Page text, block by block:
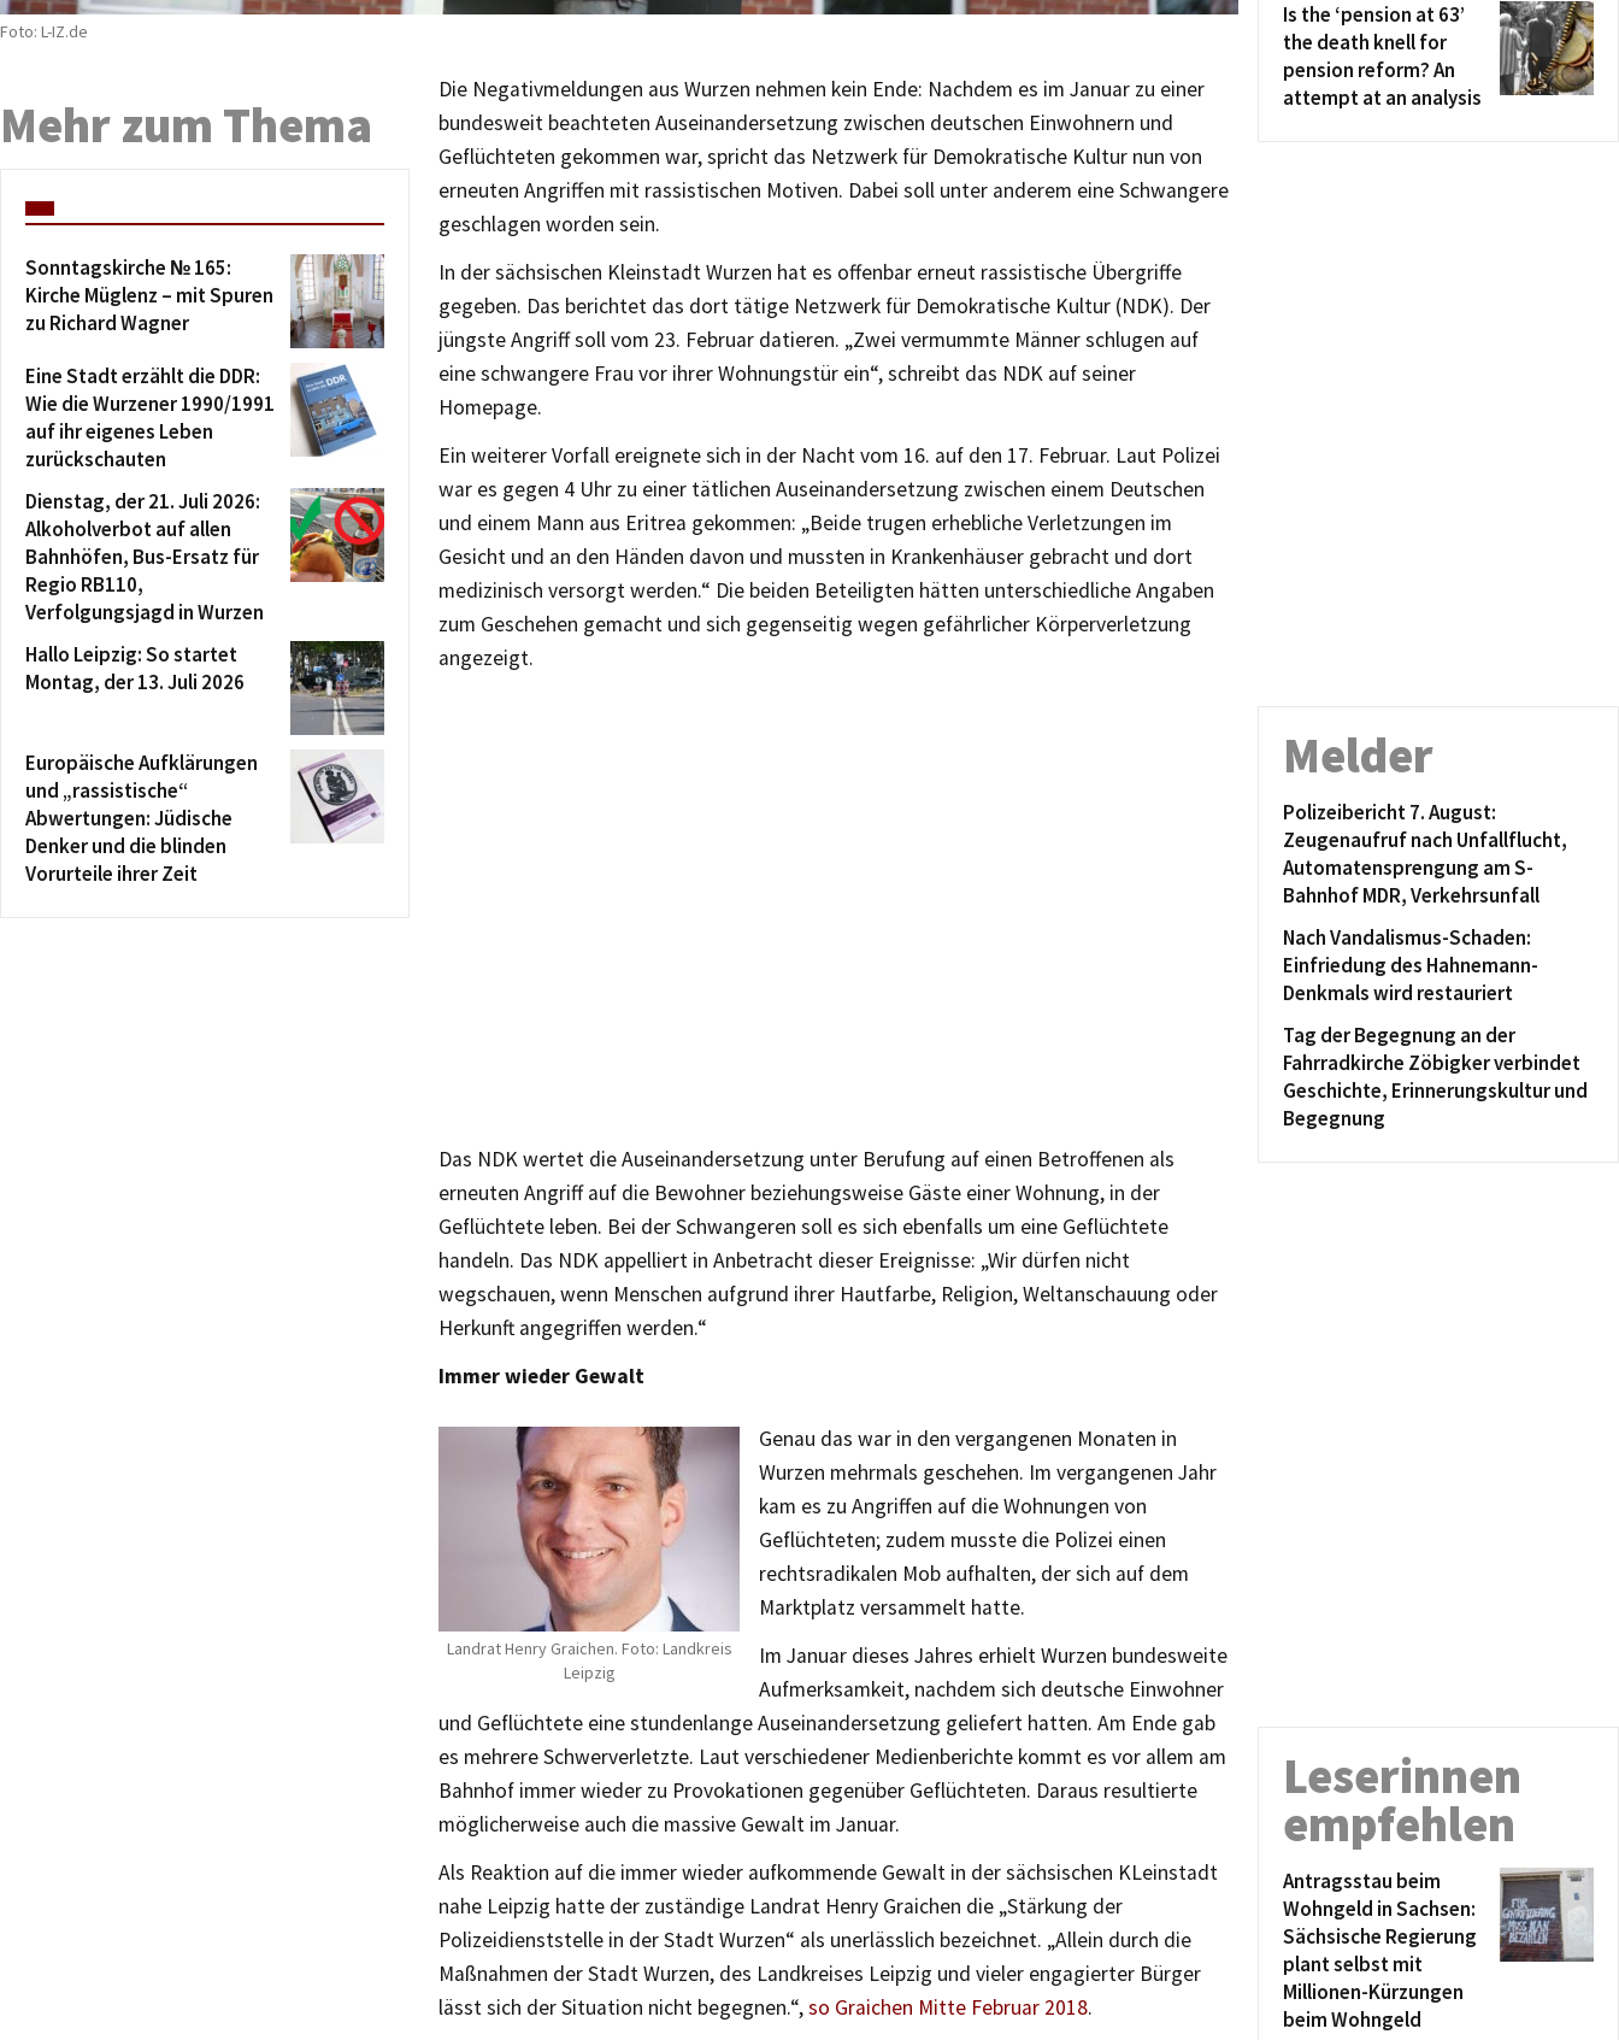
Foto: L-IZ.de
Die Negativmeldungen aus Wurzen nehmen kein Ende: Nachdem es im Januar zu einer
bundesweit beachteten Auseinandersetzung zwischen deutschen Einwohnern und
Geflüchteten gekommen war, spricht das Netzwerk für Demokratische Kultur nun von
erneuten Angriffen mit rassistischen Motiven. Dabei soll unter anderem eine Schwangere
geschlagen worden sein.
In der sächsischen Kleinstadt Wurzen hat es offenbar erneut rassistische Übergriffe
gegeben. Das berichtet das dort tätige Netzwerk für Demokratische Kultur (NDK). Der
jüngste Angriff soll vom 23. Februar datieren. „Zwei vermummte Männer schlugen auf
eine schwangere Frau vor ihrer Wohnungstür ein“, schreibt das NDK auf seiner
Homepage.
Ein weiterer Vorfall ereignete sich in der Nacht vom 16. auf den 17. Februar. Laut Polizei
war es gegen 4 Uhr zu einer tätlichen Auseinandersetzung zwischen einem Deutschen
und einem Mann aus Eritrea gekommen: „Beide trugen erhebliche Verletzungen im
Gesicht und an den Händen davon und mussten in Krankenhäuser gebracht und dort
medizinisch versorgt werden.“ Die beiden Beteiligten hätten unterschiedliche Angaben
zum Geschehen gemacht und sich gegenseitig wegen gefährlicher Körperverletzung
angezeigt.
Das NDK wertet die Auseinandersetzung unter Berufung auf einen Betroffenen als
erneuten Angriff auf die Bewohner beziehungsweise Gäste einer Wohnung, in der
Geflüchtete leben. Bei der Schwangeren soll es sich ebenfalls um eine Geflüchtete
handeln. Das NDK appelliert in Anbetracht dieser Ereignisse: „Wir dürfen nicht
wegschauen, wenn Menschen aufgrund ihrer Hautfarbe, Religion, Weltanschauung oder
Herkunft angegriffen werden.“
Immer wieder Gewalt
Landrat Henry Graichen. Foto: Landkreis
Leipzig
Genau das war in den vergangenen Monaten in
Wurzen mehrmals geschehen. Im vergangenen Jahr
kam es zu Angriffen auf die Wohnungen von
Geflüchteten; zudem musste die Polizei einen
rechtsradikalen Mob aufhalten, der sich auf dem
Marktplatz versammelt hatte.
Im Januar dieses Jahres erhielt Wurzen bundesweite
Aufmerksamkeit, nachdem sich deutsche Einwohner
und Geflüchtete eine stundenlange Auseinandersetzung geliefert hatten. Am Ende gab
es mehrere Schwerverletzte. Laut verschiedener Medienberichte kommt es vor allem am
Bahnhof immer wieder zu Provokationen gegenüber Geflüchteten. Daraus resultierte
möglicherweise auch die massive Gewalt im Januar.
Als Reaktion auf die immer wieder aufkommende Gewalt in der sächsischen KLeinstadt
nahe Leipzig hatte der zuständige Landrat Henry Graichen die „Stärkung der
Polizeidienststelle in der Stadt Wurzen“ als unerlässlich bezeichnet. „Allein durch die
Maßnahmen der Stadt Wurzen, des Landkreises Leipzig und vieler engagierter Bürger
lässt sich der Situation nicht begegnen.“,so Graichen Mitte Februar 2018.
Mehr zum Thema
Sonntagskirche № 165:
Kirche Müglenz – mit Spuren
zu Richard Wagner
Eine Stadt erzählt die DDR:
Wie die Wurzener 1990/1991
auf ihr eigenes Leben
zurückschauten
Dienstag, der 21. Juli 2026:
Alkoholverbot auf allen
Bahnhöfen, Bus-Ersatz für
Regio RB110,
Verfolgungsjagd in Wurzen
Hallo Leipzig: So startet
Montag, der 13. Juli 2026
Europäische Aufklärungen
und „rassistische“
Abwertungen: Jüdische
Denker und die blinden
Vorurteile ihrer Zeit
Is the ‘pension at 63’
the death knell for
pension reform? An
attempt at an analysis
Melder
Polizeibericht 7. August:
Zeugenaufruf nach Unfallflucht,
Automatensprengung am S-
Bahnhof MDR, Verkehrsunfall
Nach Vandalismus-Schaden:
Einfriedung des Hahnemann-
Denkmals wird restauriert
Tag der Begegnung an der
Fahrradkirche Zöbigker verbindet
Geschichte, Erinnerungskultur und
Begegnung
Leserinnen
empfehlen
Antragsstau beim
Wohngeld in Sachsen:
Sächsische Regierung
plant selbst mit
Millionen-Kürzungen
beim Wohngeld